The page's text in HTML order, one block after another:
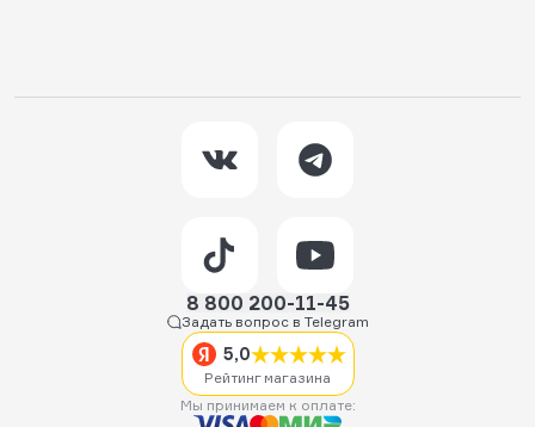
8 800 200-11-45
Задать вопрос в Telegram
5,0
Рейтинг магазина
Мы принимаем к оплате: